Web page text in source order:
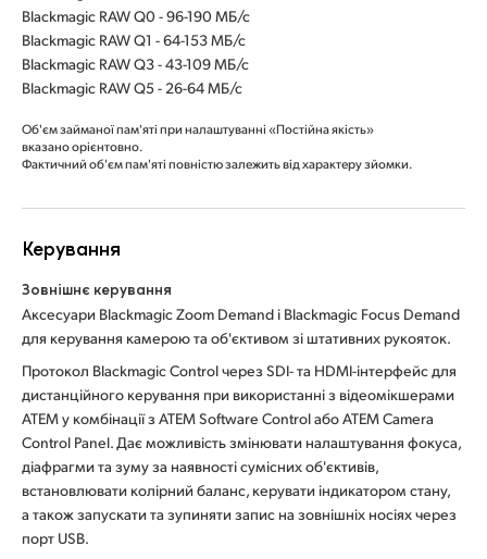
Blackmagic RAW Q0 - 96-190 МБ/с
Blackmagic RAW Q1 - 64-153 МБ/с
Blackmagic RAW Q3 - 43-109 МБ/с
Blackmagic RAW Q5 - 26-64 МБ/с
Об'єм займаної пам'яті при налаштуванні «Постійна якість»
вказано орієнтовно.
Фактичний об'єм пам'яті повністю залежить від характеру зйомки.
Керування
Зовнішнє керування
Аксесуари Blackmagic Zoom Demand і Blackmagic Focus Demand
для керування камерою та об'єктивом зі штативних рукояток.
Протокол Blackmagic Control через SDI- та HDMI-інтерфейс для
дистанційного керування при використанні з відеомікшерами
ATEM у комбінації з ATEM Software Control або ATEM Camera
Control Panel. Дає можливість змінювати налаштування фокуса,
діафрагми та зуму за наявності сумісних об'єктивів,
встановлювати колірний баланс, керувати індикатором стану,
а також запускати та зупиняти запис на зовнішніх носіях через
порт USB.